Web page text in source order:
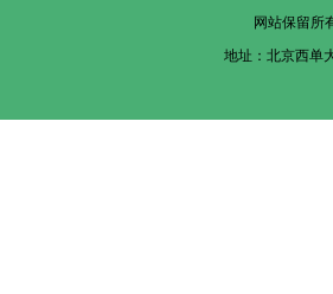
网站保留所
地址：北京西单